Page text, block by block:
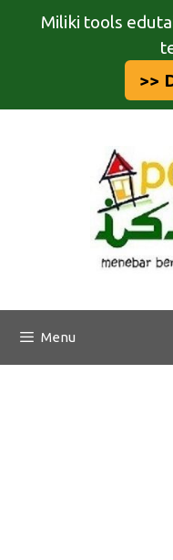
Menu
Miliki tools
>>